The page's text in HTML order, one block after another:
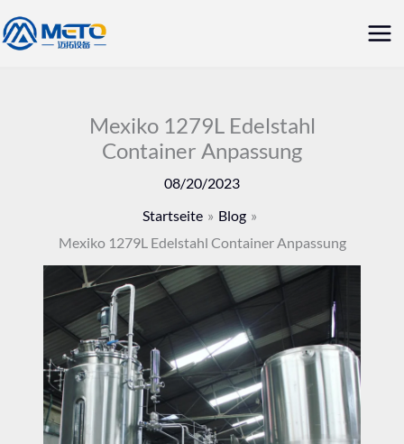
Zum
Inhalt
Mexiko 1279L Edelstahl
Container Anpassung
08/20/2023
Startseite
Blog
Mexiko 1279L Edelstahl Container Anpassung